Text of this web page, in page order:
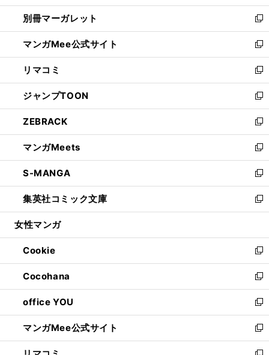
開
く
ウ
で
開
く
ウ
ィ
ン
ド
ウ
で
開
く
し
い
ウ
ィ
ン
ド
ウ
で
開
く
別冊マーガレット
新
し
い
ウ
ィ
ン
ド
ウ
で
開
く
マンガMee公式サイト
新
し
い
ウ
ィ
ン
ド
ウ
で
開
く
リマコミ
新
し
い
ウ
ィ
ン
ド
ウ
で
開
く
ジャンプTOON
新
し
い
ウ
ィ
ン
ド
ウ
で
開
ZEBRACK
新
し
い
ウ
ィ
ン
ド
ウ
開
く
マンガMeets
新
し
い
ウ
ィ
ン
ウ
で
開
く
S-MANGA
新
し
い
ウ
ン
ド
ウ
で
開
く
集英社コミック文庫
新
し
ウ
ィ
ン
ド
ウ
で
開
く
女性マンガ
Cookie
新
し
い
ウ
ィ
ン
ド
ウ
Cocohana
新
し
い
ウ
ィ
ン
office YOU
新
し
い
ウ
マンガMee公式サイト
新
し